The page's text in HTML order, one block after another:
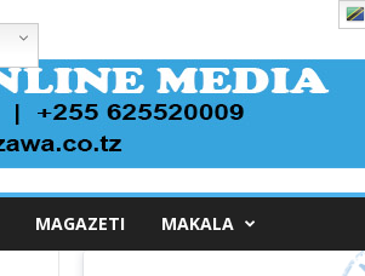
MAGAZETI MAKALA